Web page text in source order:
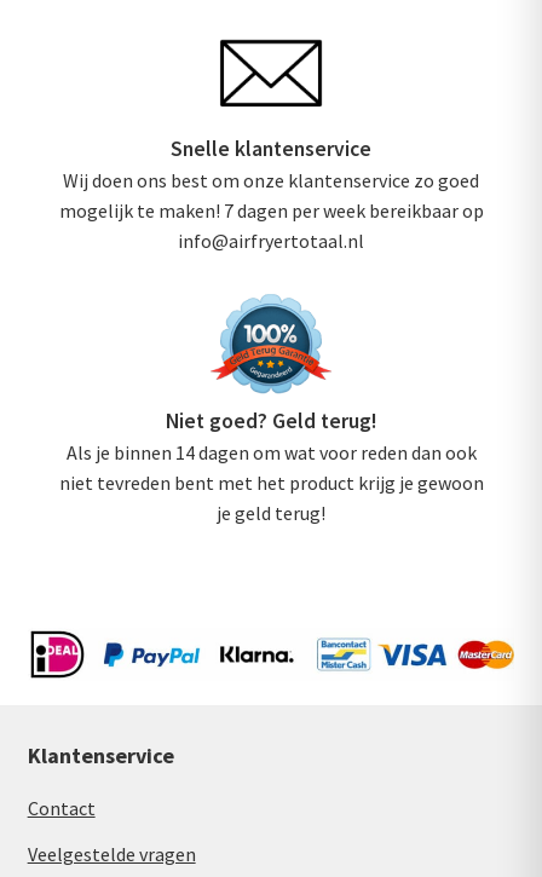
Snelle klantenservice
Wij doen ons best om onze klantenservice zo goed
mogelijk te maken! 7 dagen per week bereikbaar op
info@airfryertotaal.nl
Niet goed? Geld terug!
Als je binnen 14 dagen om wat voor reden dan ook
niet tevreden bent met het product krijg je gewoon
je geld terug!
Klantenservice
Contact
Veelgestelde vragen